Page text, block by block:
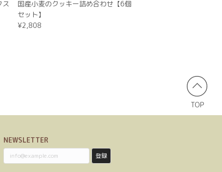
ス
国産小麦のクッキー詰め合わせ【6個
セット】
¥2,808
TOP
NEWSLETTER
登録